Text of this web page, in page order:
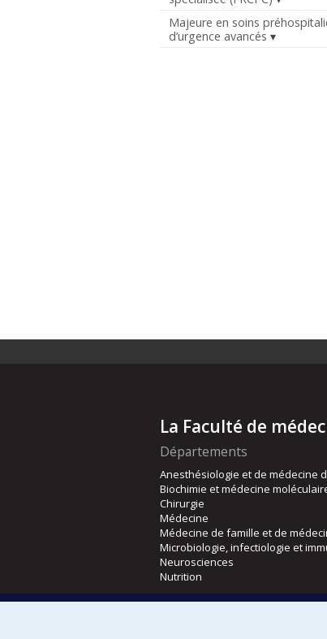
Majeure en soins
d’urgence avancés
La Faculté de
Départements
Anesthésiologie et de médecine
Biochimie et médecine
Chirurgie
Médecine
Médecine de famille et de
Microbiologie, infectiologie et
Neurosciences
Nutrition